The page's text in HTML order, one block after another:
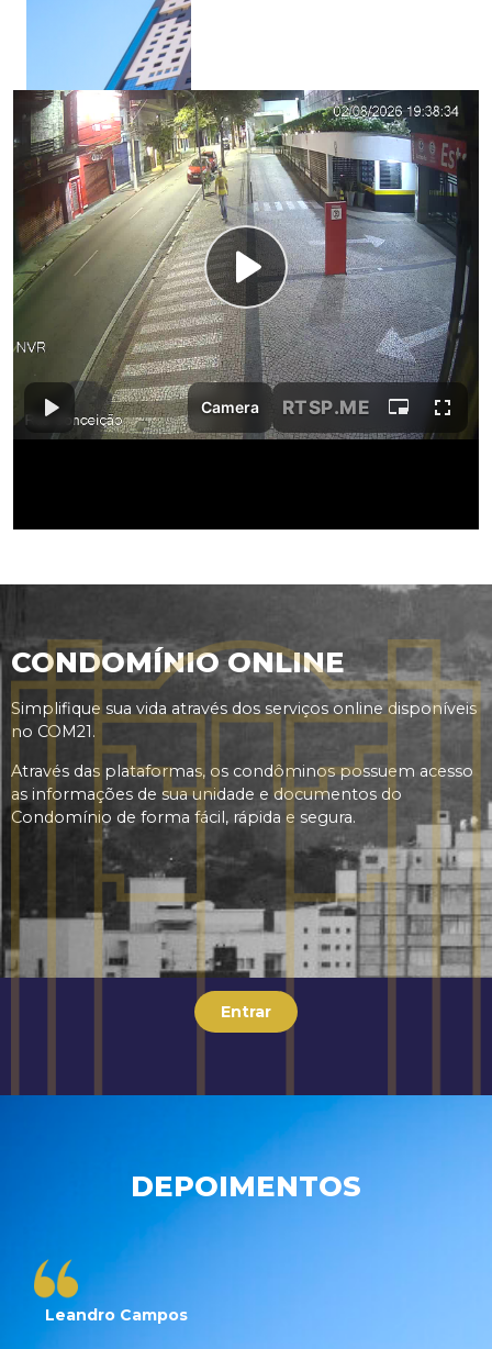
CONDOMÍNIO ONLINE
Simplifique sua vida através dos serviços online disponíveis
no COM21.
Através das plataformas, os condôminos possuem acesso
as informações de sua unidade e documentos do
Condomínio de forma fácil, rápida e segura.
Entrar
DEPOIMENTOS
Leandro Campos